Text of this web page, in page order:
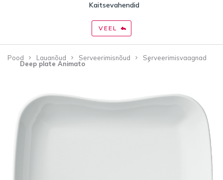
Kaitsevahendid
VEEL
Pood Lauanõud Serveerimisnõud Serveerimisvaagnad
Deep plate Animato